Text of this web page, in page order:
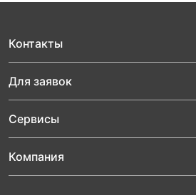
Контакты
Для заявок
Сервисы
Компания